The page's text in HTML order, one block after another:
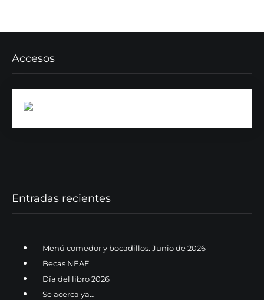
Accesos
Entradas recientes
Menú comedor y bocadillos. Junio de 2026
Becas NEAE
Día del libro 2026
Se acerca ya…